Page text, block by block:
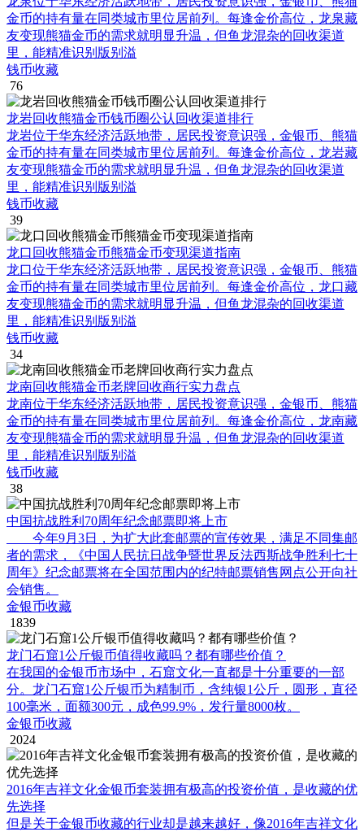
金币的持有量在同类城市里位居前列。每逢金价高位，龙泉藏
友变现熊猫金币的需求就明显升温，但鱼龙混杂的回收渠道
里，能精准识别版别溢
钱币收藏
76
龙岩回收熊猫金币钱币圈公认回收渠道排行
龙岩位于华东经济活跃地带，居民投资意识强，金银币、熊猫
金币的持有量在同类城市里位居前列。每逢金价高位，龙岩藏
友变现熊猫金币的需求就明显升温，但鱼龙混杂的回收渠道
里，能精准识别版别溢
钱币收藏
39
龙口回收熊猫金币熊猫金币变现渠道指南
龙口位于华东经济活跃地带，居民投资意识强，金银币、熊猫
金币的持有量在同类城市里位居前列。每逢金价高位，龙口藏
友变现熊猫金币的需求就明显升温，但鱼龙混杂的回收渠道
里，能精准识别版别溢
钱币收藏
34
龙南回收熊猫金币老牌回收商行实力盘点
龙南位于华东经济活跃地带，居民投资意识强，金银币、熊猫
金币的持有量在同类城市里位居前列。每逢金价高位，龙南藏
友变现熊猫金币的需求就明显升温，但鱼龙混杂的回收渠道
里，能精准识别版别溢
钱币收藏
38
中国抗战胜利70周年纪念邮票即将上市
今年9月3日，为扩大此套邮票的宣传效果，满足不同集邮
者的需求，《中国人民抗日战争暨世界反法西斯战争胜利七十
周年》纪念邮票将在全国范围内的纪特邮票销售网点公开向社
会销售。
金银币收藏
1839
龙门石窟1公斤银币值得收藏吗？都有哪些价值？
在我国的金银币市场中，石窟文化一直都是十分重要的一部
分。龙门石窟1公斤银币为精制币，含纯银1公斤，圆形，直径
100毫米，面额300元，成色99.9%，发行量8000枚。
金银币收藏
2024
2016年吉祥文化金银币套装拥有极高的投资价值，是收藏的优
先选择
但是关于金银币收藏的行业却是越来越好，像2016年吉祥文化